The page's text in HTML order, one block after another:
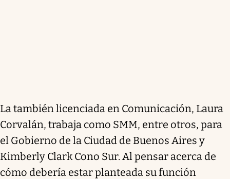
La también licenciada en Comunicación, Laura
Corvalán, trabaja como SMM, entre otros, para
el Gobierno de la Ciudad de Buenos Aires y
Kimberly Clark Cono Sur. Al pensar acerca de
cómo debería estar planteada su función